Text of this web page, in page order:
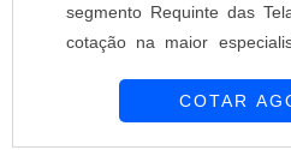
segmento Requinte das
cotação na maior
área de atuação.É
COTAR